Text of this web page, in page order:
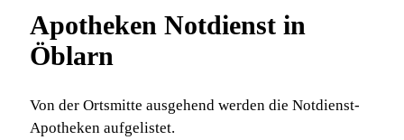
Apotheken Notdienst in
Öblarn
Von der Ortsmitte ausgehend werden die Notdienst-
Apotheken aufgelistet.